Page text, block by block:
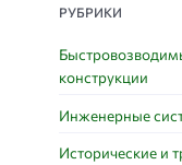
РУБРИКИ
конструкции
Инженерные
Исторические и